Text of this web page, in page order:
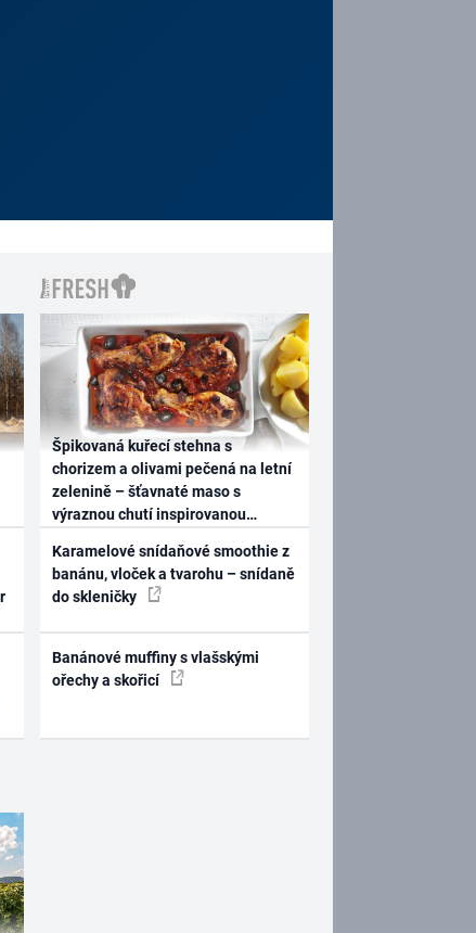
Špikovaná kuřecí stehna s
chorizem a olivami pečená na letní
zelenině – šťavnaté maso s
výraznou chutí inspirovanou
Karamelové snídaňové smoothie z
banánu, vloček a tvarohu – snídaně
do skleničky
Banánové muffiny s vlašskými
ořechy a skořicí